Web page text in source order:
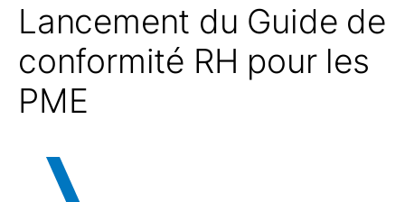
Lancement du Guide de
conformité RH pour les
PME